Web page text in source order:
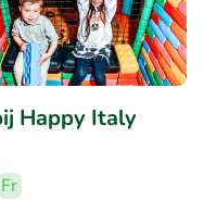
Happy Italy
Fr